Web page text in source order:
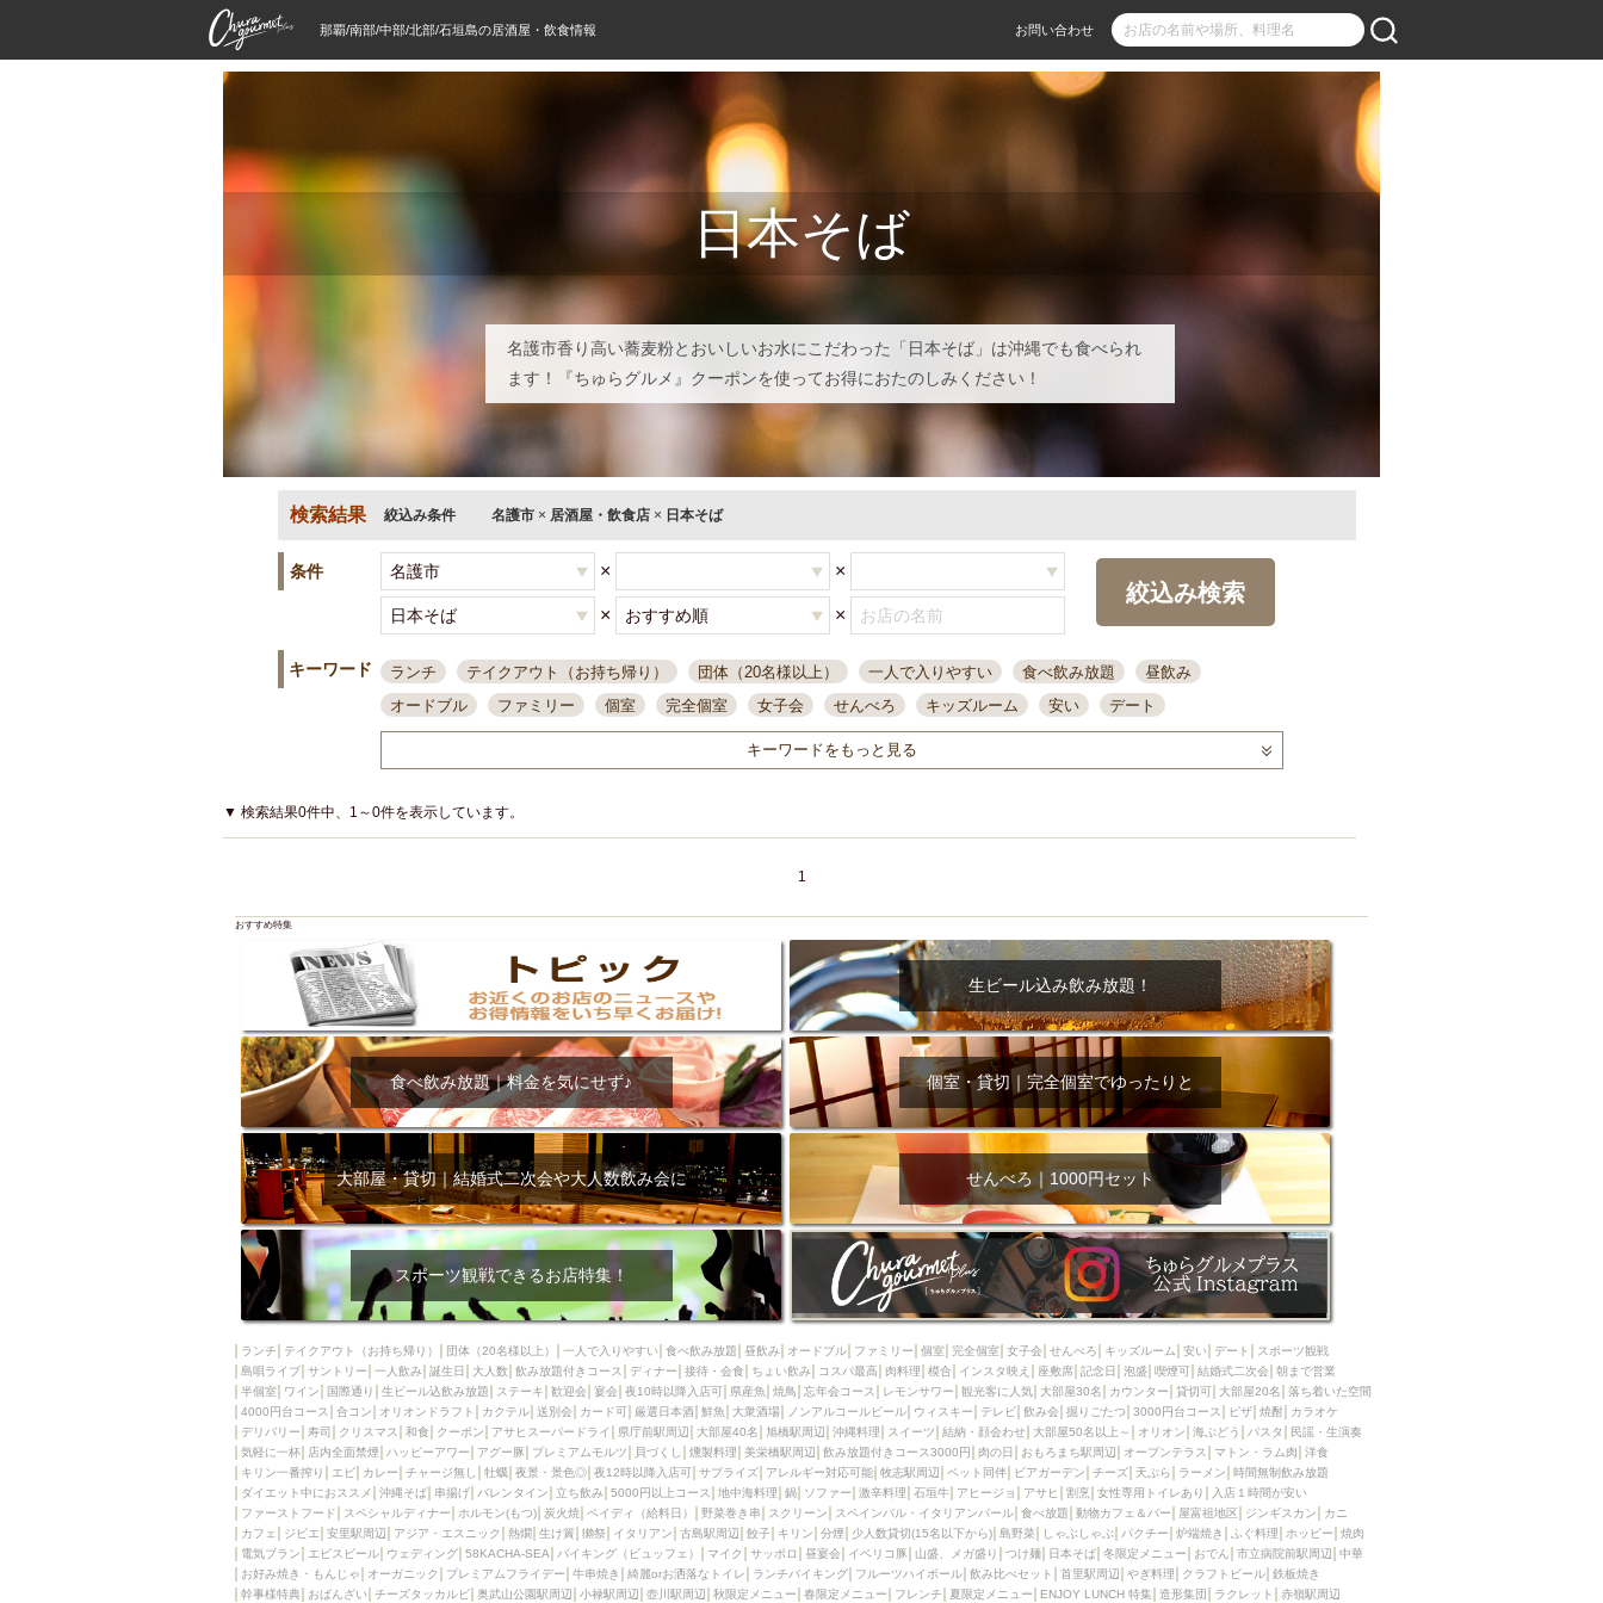
那覇/南部/中部/北部/石垣島の居酒屋・飲食情報 お問い合わせ
日本そば
名護市香り高い蕎麦粉とおいしいお水にこだわった「日本そば」は沖縄でも食べられ
ます！『ちゅらグルメ』クーポンを使ってお得におたのしみください！
検索結果 絞込み条件 名護市 × 居酒屋・飲食店 × 日本そば
条件 × ×
× ×
絞込み検索
キーワード ランチ テイクアウト（お持ち帰り） 団体（20名様以上） 一人で入りやすい 食べ飲み放題
昼飲み
オードブル
ファミリー 個室 完全個室 女子会 せんべろ キッズルーム 安い
デート
一人飲み 誕生日 大人数
接待・会食
ちょい飲み コスパ最高 肉料理 模合 インスタ映え 座敷席 記念日 泡盛
喫煙可
結婚式二次会
夜10時以降入店可
県産魚 焼鳥 忘年会コース レモンサワー 観光客に人気 大部屋30名
カウンター
4000円台コース
デリバリー 寿司 クリスマス 和食
クーポン
アサヒスーパードライ
県庁前駅周辺 旭橋駅周辺 沖縄料理 スイーツ
結納・顔会わせ
大部屋50名以上～
オリオン 海ぶどう 民謡・生演奏 気軽に一杯
店内全面禁煙
ハッピーアワー
アグー豚 プレミアムモルツ 貝づくし 燻製料理
美栄橋駅周辺
飲み放題付きコース3000円
肉の日 おもろまち駅周辺 オープンテラス マトン・ラム肉
洋食
キリン一番搾り
エビ カレー チャージ無し 牡蠣 夜景・景色◎ 夜12時以降入店可
サプライズ
アレルギー対応可能
牧志駅周辺 ペット同伴 ビアガーデン 天ぷら
時間無制飲み放題
ダイエット中におススメ
沖縄そば 串揚げ バレンタイン 立ち飲み 5000円以上コース 地中海料理
鍋
ソファー
激辛料理 石垣牛 アヒージョ アサヒ 割烹 女性専用トイレあり
入店１時間が安い
ファーストフード
スペシャルディナー ホルモン(もつ) 炭火焼 ペイディ（給料日）
野菜巻き串
スクリーン
スペインバル・イタリアンバール 食べ放題 動物カフェ＆バー 屋富祖地区
ジンギスカン
カニ
カフェ ジビエ 安里駅周辺 アジア・エスニック 熱燗 生け簀 獺祭 イタリアン
古島駅周辺
分煙 少人数貸切(15名以下から) しゃぶしゃぶ パクチー 炉端焼き
ふぐ料理
ホッピー
焼肉 電気ブラン エビスビール ウェディング 58KACHA-SEA
バイキング（ビュッフェ）
マイク
サッポロ 昼宴会 イベリコ豚 山盛、メガ盛り つけ麺 日本そば 冬限定メニュー
おでん
市立病院前駅周辺
中華 お好み焼き・もんじゃ オーガニック プレミアムフライデー
牛串焼き
綺麗orお洒落なトイレ
ランチバイキング フルーツハイボール 飲み比べセット 首里駅周辺
やぎ料理
クラフトビール
鉄板焼き 幹事様特典 おばんざい チーズタッカルビ 奥武山公園駅周辺
小禄駅周辺
壺川駅周辺
秋限定メニュー 春限定メニュー フレンチ 夏限定メニュー ENJOY LUNCH 特集
造形集団
ラクレット
赤嶺駅周辺 シードル 那覇空港駅周辺 儀保駅周辺
キーワードをもっと見る
▼ 検索結果0件中、1～0件を表示しています。
1
おすすめ特集
生ビール込み飲み放題！
食べ飲み放題｜料金を気にせず♪ 個室・貸切｜完全個室でゆったりと
大部屋・貸切｜結婚式二次会や大人数飲み会に せんべろ｜1000円セット
スポーツ観戦できるお店特集！
ランチ テイクアウト（お持ち帰り） 団体（20名様以上） 一人で入りやすい 食べ飲み放題 昼飲み オードブル ファミリー 個室 完全個室 女子会 せんべろ キッズルーム 安い デート
スポーツ観戦
島唄ライブ サントリー 一人飲み 誕生日 大人数 飲み放題付きコース ディナー 接待・会食 ちょい飲み コスパ最高 肉料理 模合 インスタ映え 座敷席 記念日 泡盛 喫煙可 結婚式二次会 朝まで営業
半個室
ワイン 国際通り 生ビール込飲み放題 ステーキ 歓迎会 宴会 夜10時以降入店可 県産魚 焼鳥 忘年会コース レモンサワー 観光客に人気 大部屋30名 カウンター 貸切可 大部屋20名
落ち着いた空間
4000円台コース
合コン オリオンドラフト カクテル 送別会 カード可 厳選日本酒 鮮魚 大衆酒場 ノンアルコールビール ウィスキー テレビ 飲み会 掘りごたつ 3000円台コース ピザ 焼酎
カラオケ
デリバリー
寿司 クリスマス 和食 クーポン アサヒスーパードライ 県庁前駅周辺 大部屋40名 旭橋駅周辺 沖縄料理 スイーツ 結納・顔会わせ 大部屋50名以上～ オリオン 海ぶどう パスタ
民謡・生演奏
気軽に一杯
店内全面禁煙 ハッピーアワー アグー豚 プレミアムモルツ 貝づくし 燻製料理 美栄橋駅周辺 飲み放題付きコース3000円 肉の日 おもろまち駅周辺 オープンテラス マトン・ラム肉
洋食
キリン一番搾り
エビ カレー チャージ無し 牡蠣 夜景・景色◎ 夜12時以降入店可 サプライズ アレルギー対応可能 牧志駅周辺 ペット同伴 ビアガーデン チーズ 天ぷら ラーメン
時間無制飲み放題
ダイエット中におススメ
沖縄そば 串揚げ バレンタイン 立ち飲み 5000円以上コース 地中海料理 鍋 ソファー 激辛料理 石垣牛 アヒージョ アサヒ 割烹 女性専用トイレあり
入店１時間が安い
ファーストフード
スペシャルディナー ホルモン(もつ) 炭火焼 ペイディ（給料日） 野菜巻き串 スクリーン スペインバル・イタリアンバール 食べ放題 動物カフェ＆バー 屋富祖地区 ジンギスカン
カニ
カフェ
ジビエ 安里駅周辺 アジア・エスニック 熱燗 生け簀 獺祭 イタリアン 古島駅周辺 餃子 キリン 分煙 少人数貸切(15名以下から) 島野菜 しゃぶしゃぶ パクチー 炉端焼き ふぐ料理 ホッピー
焼肉
電気ブラン
エビスビール ウェディング 58KACHA-SEA バイキング（ビュッフェ） マイク サッポロ 昼宴会 イベリコ豚 山盛、メガ盛り つけ麺 日本そば 冬限定メニュー おでん 市立病院前駅周辺
中華
お好み焼き・もんじゃ
オーガニック プレミアムフライデー 牛串焼き 綺麗orお洒落なトイレ ランチバイキング フルーツハイボール 飲み比べセット 首里駅周辺 やぎ料理 クラフトビール 鉄板焼き
幹事様特典
おばんざい チーズタッカルビ 奥武山公園駅周辺 小禄駅周辺 壺川駅周辺 秋限定メニュー 春限定メニュー フレンチ 夏限定メニュー ENJOY LUNCH 特集 造形集団 ラクレット 赤嶺駅周辺